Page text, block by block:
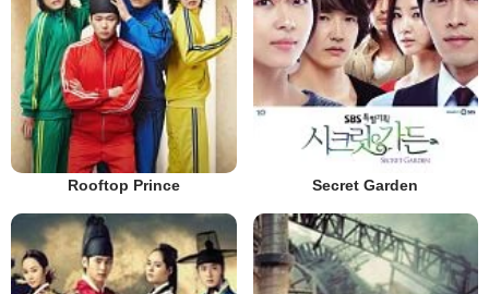
Rooftop Prince Secret Garden